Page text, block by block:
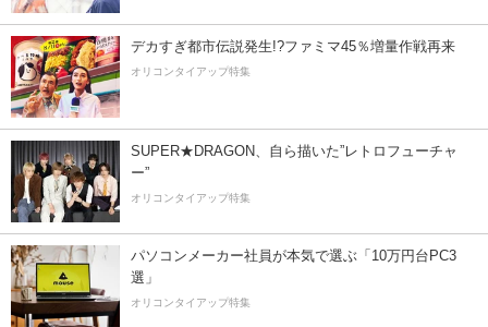
デカすぎ都市伝説発生!?ファミマ45％増量作戦再来
オリコンタイアップ特集
SUPER★DRAGON、自ら描いた”レトロフューチャ
ー”
オリコンタイアップ特集
パソコンメーカー社員が本気で選ぶ「10万円台PC3
選」
オリコンタイアップ特集